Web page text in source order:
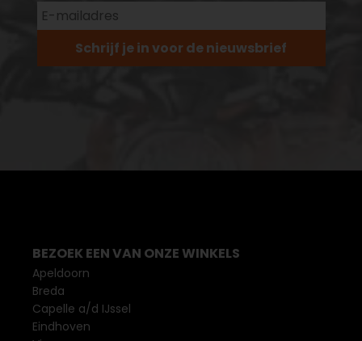
Schrijf je in voor de nieuwsbrief
BEZOEK EEN VAN ONZE WINKELS
Apeldoorn
Breda
Capelle a/d IJssel
Eindhoven